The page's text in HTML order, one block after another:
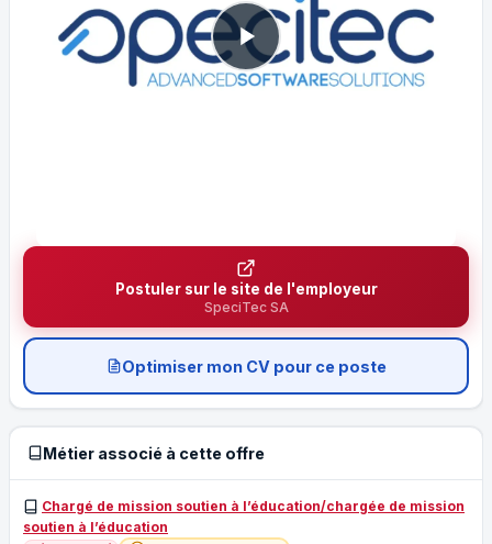
Postuler sur le site de l'employeur
SpeciTec SA
Optimiser mon CV pour ce poste
Métier associé à cette offre
Chargé de mission soutien à l’éducation/chargée de mission
soutien à l’éducation